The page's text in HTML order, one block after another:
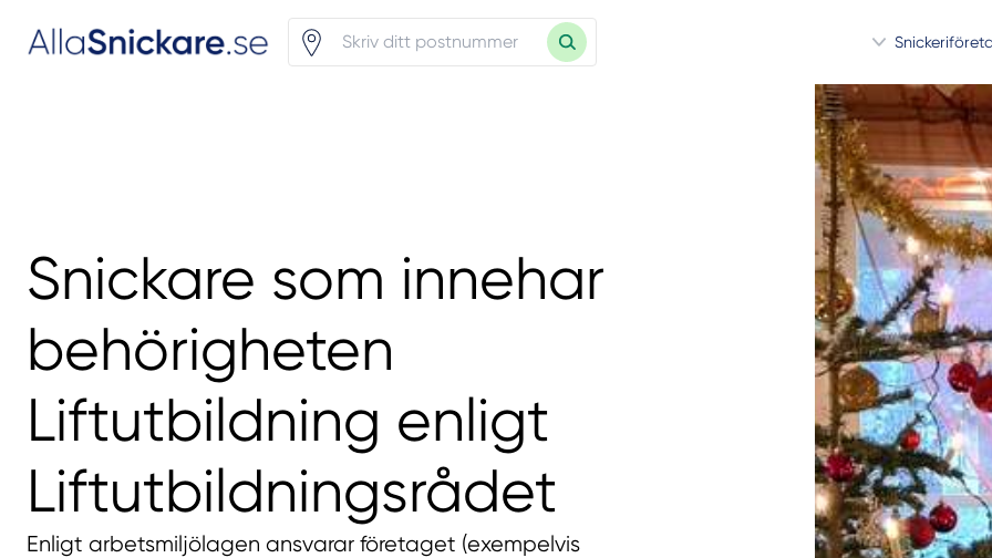
Snickare som innehar
behörigheten
Liftutbildning enligt
Liftutbildningsrådet
Enligt arbetsmiljölagen ansvarar företaget (exempelvis